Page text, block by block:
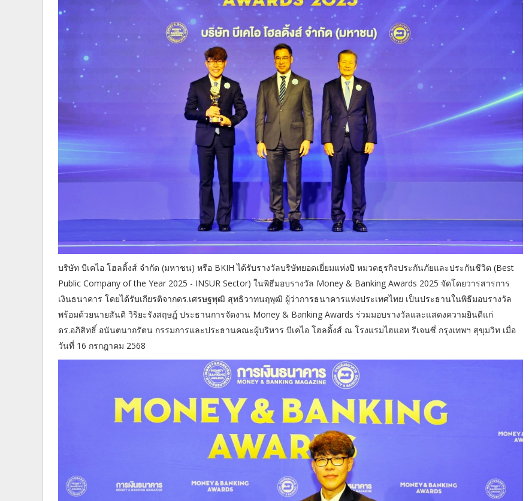
บริษัท บีเคไอ โฮลดิ้งส์ จำกัด (มหาชน) หรือ BKIH ได้รับรางวัลบริษัทยอดเยี่ยมแห่งปี หมวดธุรกิจประกันภัยและประกันชีวิต (Best
Public Company of the Year 2025 - INSUR Sector) ในพิธีมอบรางวัล Money & Banking Awards 2025 จัดโดยวารสารการ
เงินธนาคาร โดยได้รับเกียรติจากดร.เศรษฐพุฒิ สุทธิวาทนฤพุฒิ ผู้ว่าการธนาคารแห่งประเทศไทย เป็นประธานในพิธีมอบรางวัล
พร้อมด้วยนายสันติ วิริยะรังสฤษฎ์ ประธานการจัดงาน Money & Banking Awards ร่วมมอบรางวัลและแสดงความยินดีแก่
ดร.อภิสิทธิ์ อนันตนาถรัตน กรรมการและประธานคณะผู้บริหาร บีเคไอ โฮลดิ้งส์ ณ โรงแรมไฮแอท รีเจนซี่ กรุงเทพฯ สุขุมวิท เมื่อ
วันที่ 16 กรกฎาคม 2568